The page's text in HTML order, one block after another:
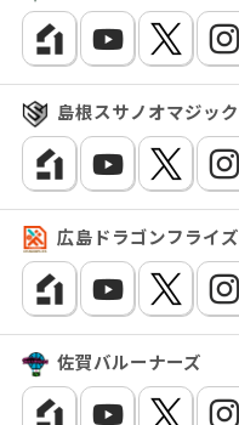
島根スサノオマジック
広島ドラゴンフライズ
佐賀バルーナーズ